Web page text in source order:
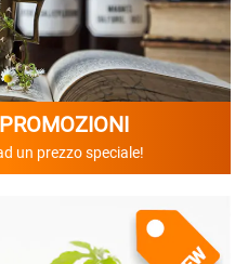
un prezzo speciale!